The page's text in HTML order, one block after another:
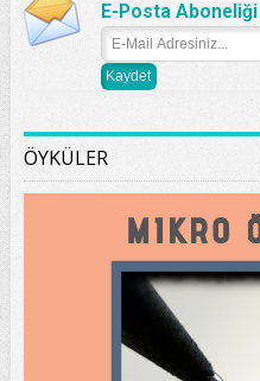
E-Posta Aboneliği
ÖYKÜLER